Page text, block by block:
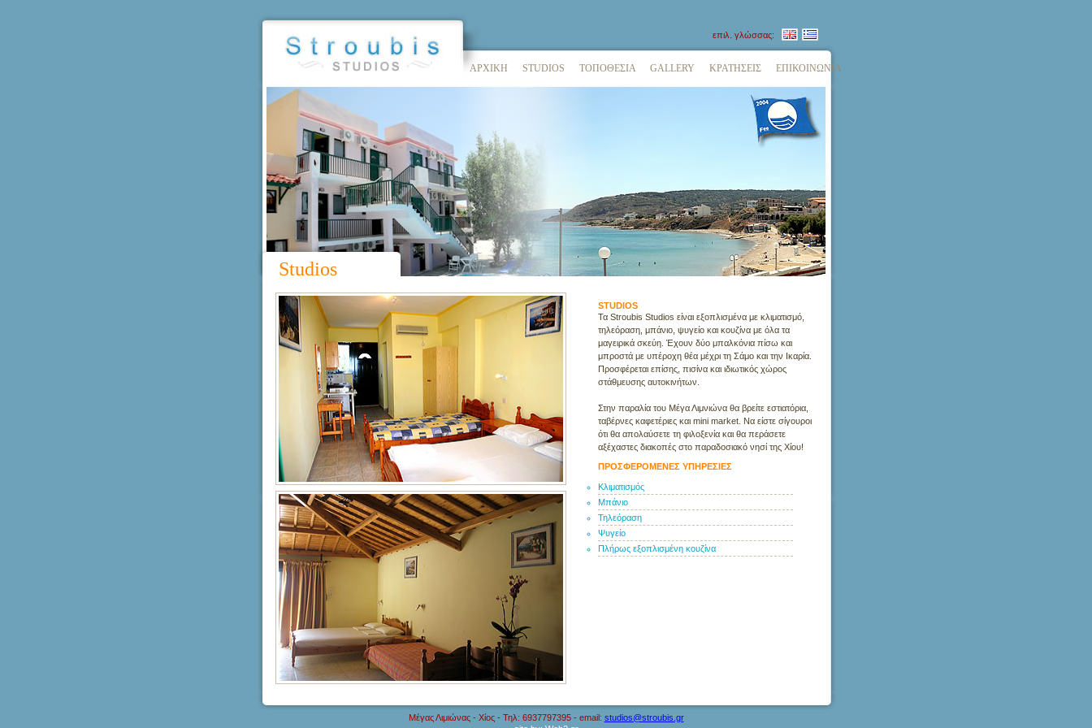
επιλ. γλώσσας:
ΑΡΧΙΚΗ STUDIOS ΤΟΠΟΘΕΣΙΑ GALLERY ΚΡΑΤΗΣΕΙΣ ΕΠΙΚΟΙΝΩΝΙΑ
Studios
STUDIOS
Τα Stroubis Studios είναι εξοπλισμένα με κλιματισμό,
τηλεόραση, μπάνιο, ψυγείο και κουζίνα με όλα τα
μαγειρικά σκεύη. Έχουν δύο μπαλκόνια πίσω και
μπροστά με υπέροχη θέα μέχρι τη Σάμο και την Ικαρία.
Προσφέρεται επίσης, πισίνα και ιδιωτικός χώρος
στάθμευσης αυτοκινήτων.
Στην παραλία του Μέγα Λιμνιώνα θα βρείτε εστιατόρια,
ταβέρνες καφετέριες και mini market. Να είστε σίγουροι
ότι θα απολαύσετε τη φιλοξενία και θα περάσετε
αξέχαστες διακοπές στο παραδοσιακό νησί της Χίου!
ΠΡΟΣΦΕΡΟΜΕΝΕΣ ΥΠΗΡΕΣΙΕΣ
Κλιματισμός
Μπάνιο
Τηλεόραση
Ψυγείο
Πλήρως εξοπλισμένη κουζίνα
Μέγας Λιμιώνας - Χίος - Τηλ: 6937797395 - email: studios@stroubis.gr